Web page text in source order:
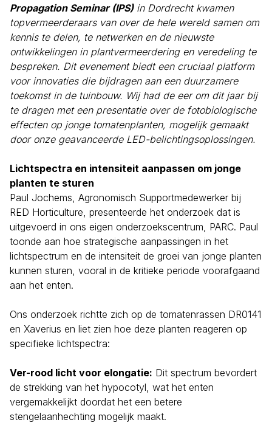
Propagation Seminar (IPS)in Dordrecht kwamen
topvermeerderaars van over de hele wereld samen om
kennis te delen, te netwerken en de nieuwste
ontwikkelingen in plantvermeerdering en veredeling te
bespreken. Dit evenement biedt een cruciaal platform
voor innovaties die bijdragen aan een duurzamere
toekomst in de tuinbouw. Wij had de eer om dit jaar bij
te dragen met een presentatie over de fotobiologische
effecten op jonge tomatenplanten, mogelijk gemaakt
door onze geavanceerde LED-belichtingsoplossingen.
Lichtspectra en intensiteit aanpassen om jonge
planten te sturen
Paul Jochems, Agronomisch Supportmedewerker bij
RED Horticulture, presenteerde het onderzoek dat is
uitgevoerd in ons eigen onderzoekscentrum, PARC. Paul
toonde aan hoe strategische aanpassingen in het
lichtspectrum en de intensiteit de groei van jonge planten
kunnen sturen, vooral in de kritieke periode voorafgaand
aan het enten.
Ons onderzoek richtte zich op de tomatenrassen DR0141
en Xaverius en liet zien hoe deze planten reageren op
specifieke lichtspectra:
Ver-rood licht voor elongatie: Dit spectrum bevordert
de strekking van het hypocotyl, wat het enten
vergemakkelijkt doordat het een betere
stengelaanhechting mogelijk maakt.